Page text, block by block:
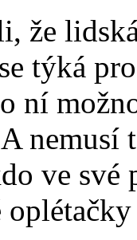
že
týká
ní
ve své